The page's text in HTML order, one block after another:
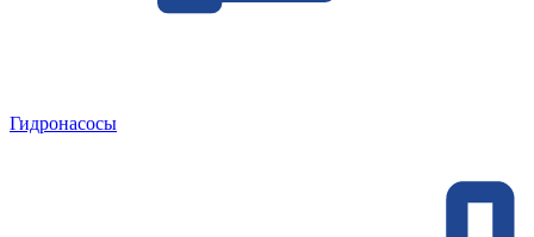
Гидронасосы